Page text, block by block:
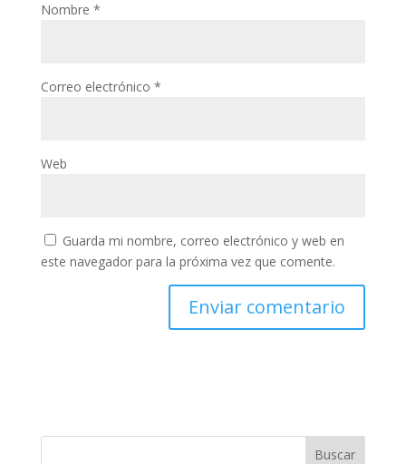
Nombre *
Correo electrónico *
Web
Guarda mi nombre, correo electrónico y web en
este navegador para la próxima vez que comente.
Buscar